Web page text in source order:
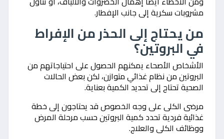
مشروبات سكرية إلى جانب الإفطار.
من يحتاج إلى الحذر من الإفراط
في البروتين؟
الأشخاص الأصحاء يمكنهم الحصول على احتياجاتهم من
البروتين من نظام غذائي متوازن، لكن بعض الحالات
الصحية تحتاج إلى تحديد الكمية بعناية.
مرضى الكلى على وجه الخصوص قد يحتاجون إلى خطة
غذائية فردية تحدد كمية البروتين حسب مرحلة المرض
ووظائف الكلى والعلاج.